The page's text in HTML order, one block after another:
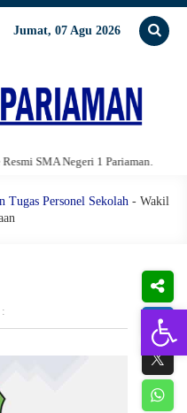
Jumat, 07 Agu 2026
SMA Negeri 1 Pariaman.
Tugas Personel Sekolah - Wakil